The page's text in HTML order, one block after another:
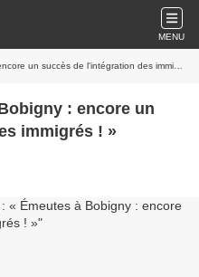
MENU
un succès de l'intégration des immigrés ! »
: encore un
immigrés ! »